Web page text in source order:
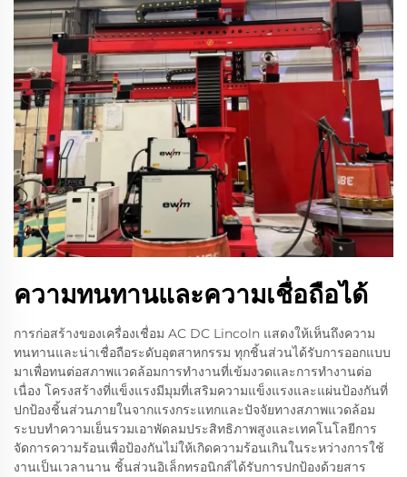
ความทนทานและความเชื่อถือได้
การก่อสร้างของเครื่องเชื่อม AC DC Lincoln แสดงให้เห็นถึงความ
ทนทานและน่าเชื่อถือระดับอุตสาหกรรม ทุกชิ้นส่วนได้รับการออกแบบ
มาเพื่อทนต่อสภาพแวดล้อมการทำงานที่เข้มงวดและการทำงานต่อ
เนื่อง โครงสร้างที่แข็งแรงมีมุมที่เสริมความแข็งแรงและแผ่นป้องกันที่
ปกป้องชิ้นส่วนภายในจากแรงกระแทกและปัจจัยทางสภาพแวดล้อม
ระบบทำความเย็นรวมเอาพัดลมประสิทธิภาพสูงและเทคโนโลยีการ
จัดการความร้อนเพื่อป้องกันไม่ให้เกิดความร้อนเกินในระหว่างการใช้
งานเป็นเวลานาน ชิ้นส่วนอิเล็กทรอนิกส์ได้รับการปกป้องด้วยสาร